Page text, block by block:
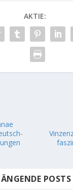
AKTIE:
POSTS